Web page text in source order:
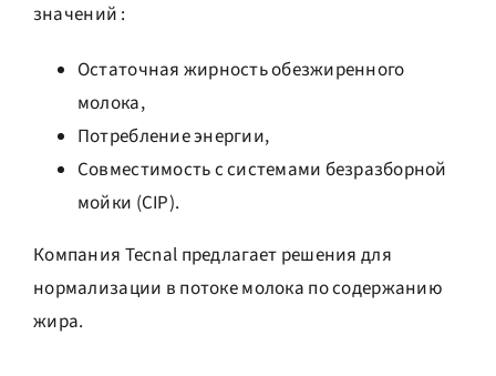
значений :
Остаточная жирность обезжиренного
молока,
Потребление энергии,
Совместимость с системами безразборной
мойки (CIP).
Компания Tecnal предлагает решения для
нормализации в потоке молока по содержанию
жира.